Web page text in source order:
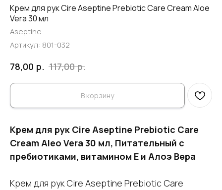
Крем для рук Cire Aseptine Prebiotic Care Cream Aloe
Vera 30 мл
Aseptine
Артикул: 801-032
78,00 р. 117,00 р.
В корзину
Крем для рук Cire Aseptine Prebiotic Care
Cream Aleo Vera 30 мл, Питательный с
пребиотиками, витамином Е и Алоэ Вера
Крем для рук Cire Aseptine Prebiotic Care